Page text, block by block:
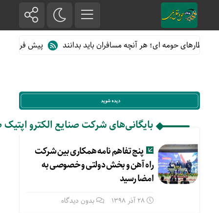
قطارهای حومه ای؛ هر آنچه مسافران باید بدانند پیش فروش بلیت
بایگانی‌های شرکت صنایع الکترو اپتیک
پنج تفاهم نامه همکاری بین شرکت
راه آهن و بخش دولتی و خصوصی به
امضا رسید
28 آذر 1398 بدون دیدگاه